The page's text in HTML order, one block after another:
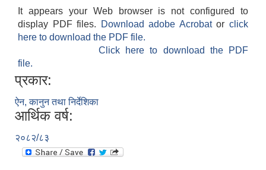
It appears your Web browser is not configured to
display PDF files.
Download adobe Acrobatorclick
here to download the PDF file.
Click here to download the PDF
file.
प्रकार:
ऐन, कानुन तथा निर्देशिका
आर्थिक वर्ष:
२०८२/८३